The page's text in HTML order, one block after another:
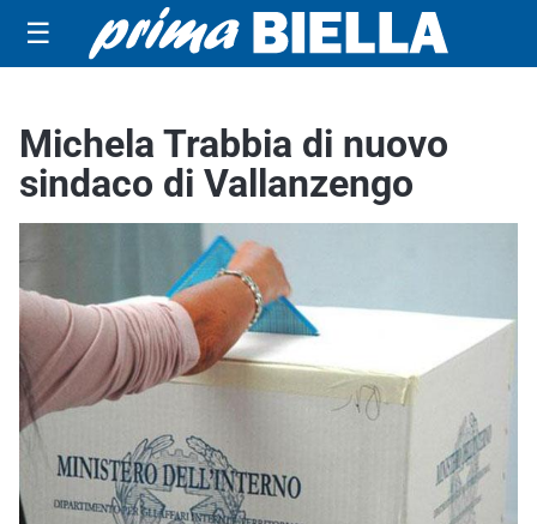
☰
Michela Trabbia di nuovo
sindaco di Vallanzengo